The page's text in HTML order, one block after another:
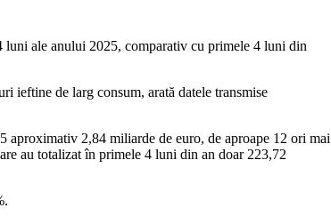
ale anului 2025, comparativ cu primele 4 luni din
ieftine de larg consum, arată datele transmise
2,84 miliarde de euro, de aproape 12 ori mai
au totalizat în primele 4 luni din an doar 223,72